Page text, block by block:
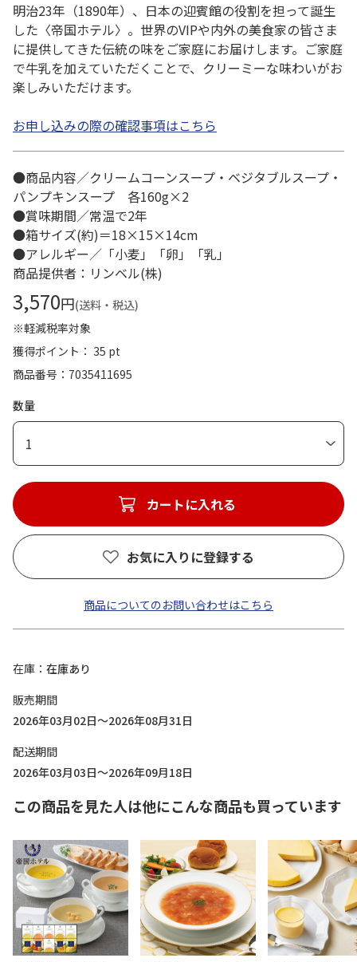
明治23年（1890年）、日本の迎賓館の役割を担って誕生
した〈帝国ホテル〉。世界のVIPや内外の美食家の皆さま
に提供してきた伝統の味をご家庭にお届けします。ご家庭
で牛乳を加えていただくことで、クリーミーな味わいがお
楽しみいただけます。
お申し込みの際の確認事項はこちら
●商品内容／クリームコーンスープ・ベジタブルスープ・
パンプキンスープ 各160g×2
●賞味期間／常温で2年
●箱サイズ(約)＝18×15×14cm
●アレルギー／「小麦」「卵」「乳」
商品提供者：リンベル(株)
3,570円(送料・税込)
※軽減税率対象
獲得ポイント： 35 pt
商品番号
7035411695
数量
1
カートに入れる
お気に入りに登録する
商品についてのお問い合わせはこちら
在庫
在庫あり
販売期間
2026年03月02日～2026年08月31日
配送期間
2026年03月03日～2026年09月18日
この商品を見た人は他にこんな商品も買っています